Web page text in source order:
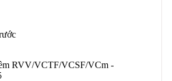
RVV/VCTF/VCSF/VCm -